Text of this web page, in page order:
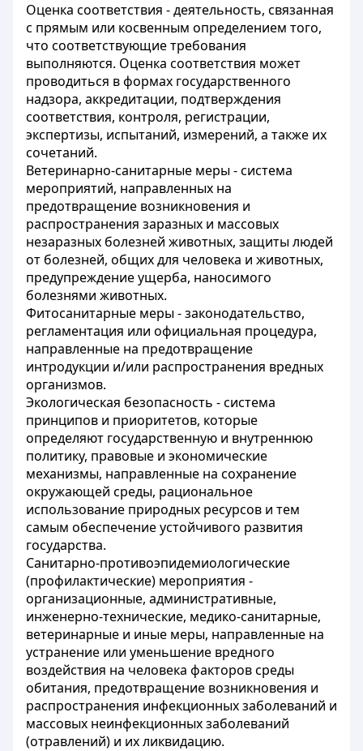
Оценка соответствия - деятельность, связанная
с прямым или косвенным определением того,
что соответствующие требования
выполняются. Оценка соответствия может
проводиться в формах государственного
надзора, аккредитации, подтверждения
соответствия, контроля, регистрации,
экспертизы, испытаний, измерений, а также их
сочетаний.
Ветеринарно-санитарные меры - система
мероприятий, направленных на
предотвращение возникновения и
распространения заразных и массовых
незаразных болезней животных, защиты людей
от болезней, общих для человека и животных,
предупреждение ущерба, наносимого
болезнями животных.
Фитосанитарные меры - законодательство,
регламентация или официальная процедура,
направленные на предотвращение
интродукции и/или распространения вредных
организмов.
Экологическая безопасность - система
принципов и приоритетов, которые
определяют государственную и внутреннюю
политику, правовые и экономические
механизмы, направленные на сохранение
окружающей среды, рациональное
использование природных ресурсов и тем
самым обеспечение устойчивого развития
государства.
Санитарно-противоэпидемиологические
(профилактические) мероприятия -
организационные, административные,
инженерно-технические, медико-санитарные,
ветеринарные и иные меры, направленные на
устранение или уменьшение вредного
воздействия на человека факторов среды
обитания, предотвращение возникновения и
распространения инфекционных заболеваний и
массовых неинфекционных заболеваний
(отравлений) и их ликвидацию.